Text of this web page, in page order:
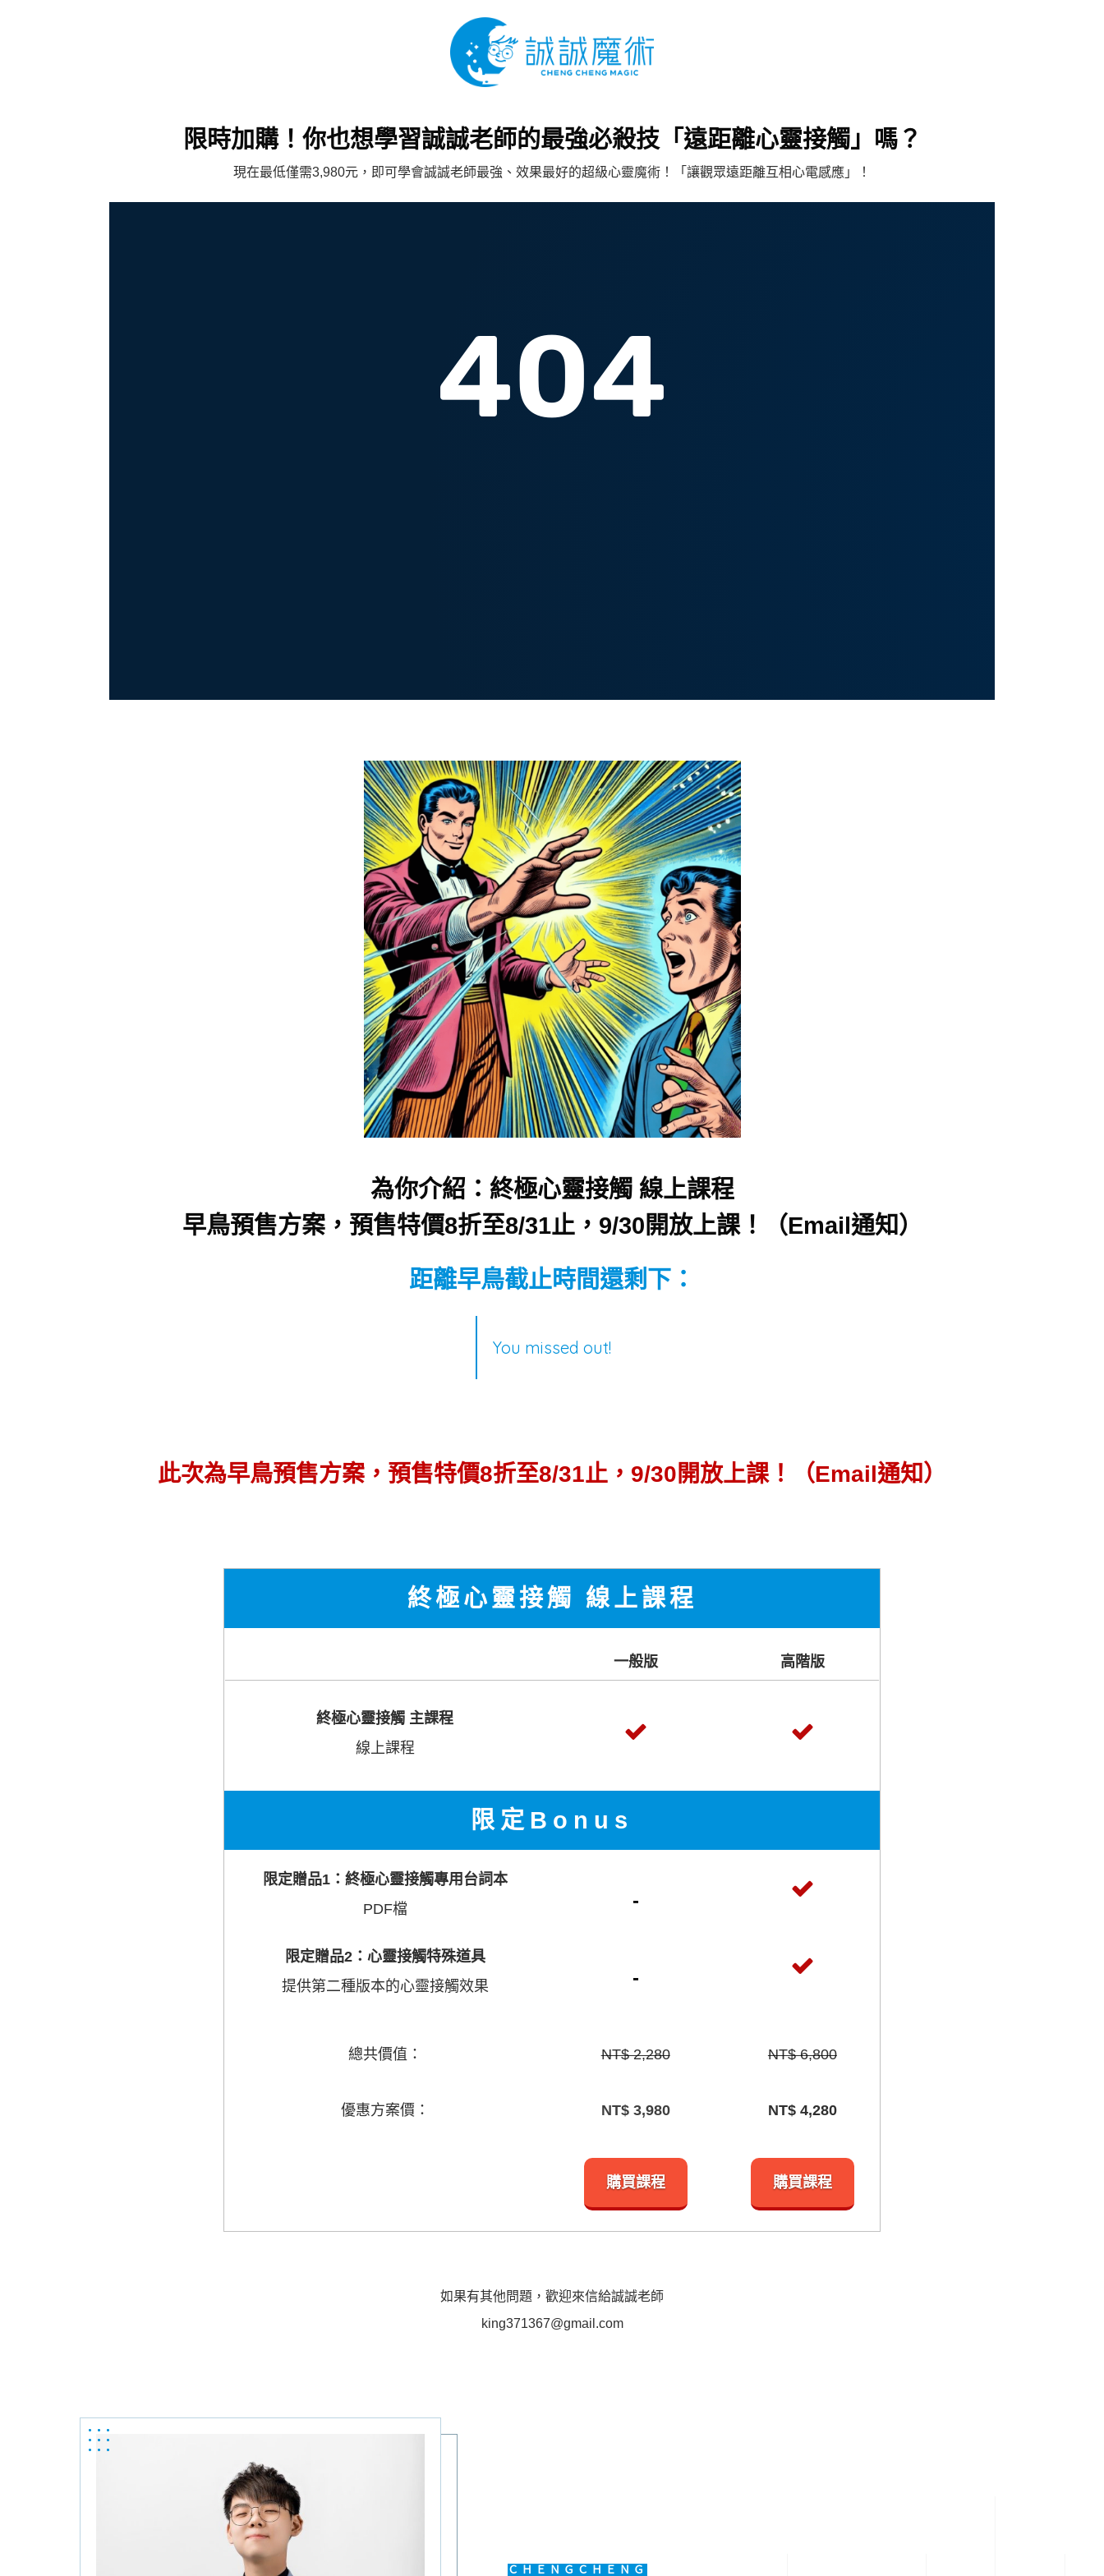
限時加購！你也想學習誠誠老師的最強必殺技「遠距離心靈接觸」嗎？
現在最低僅需3,980元，即可學會誠誠老師最強、效果最好的超級心靈魔術！「讓觀眾遠距離互相心電感應」！
為你介紹：終極心靈接觸 線上課程
早鳥預售方案，預售特價8折至8/31止，9/30開放上課！（Email通知）
距離早鳥截止時間還剩下：
You missed out!
此次為早鳥預售方案，預售特價8折至8/31止，9/30開放上課！ （Email通知）
終極心靈接觸 線上課程
一般版 高階版
終極心靈接觸 主課程
線上課程
限定Bonus
限定贈品1：終極心靈接觸專用台詞本
PDF檔
-
限定贈品2：心靈接觸特殊道具
提供第二種版本的心靈接觸效果
-
總共價值： NT$ 2,280 NT$ 6,800
優惠方案價： NT$ 3,980 NT$ 4,280
購買課程 購買課程
如果有其他問題，歡迎來信給誠誠老師
king371367@gmail.com
ＣＨＥＮＧＣＨＥＮＧ